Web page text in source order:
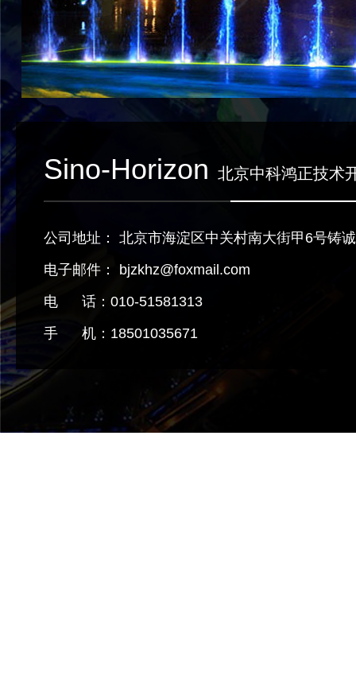
Sino-Horizon 北京中科鸿正技术
公司地址： 北京市海淀区中关村南大街甲6号铸
电子邮件： bjzkhz@foxmail.com
电 话：010-51581313
手 机：18501035671